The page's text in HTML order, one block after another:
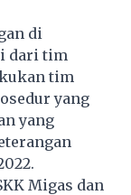
di
dari tim
tim
yang
yang
Migas dan